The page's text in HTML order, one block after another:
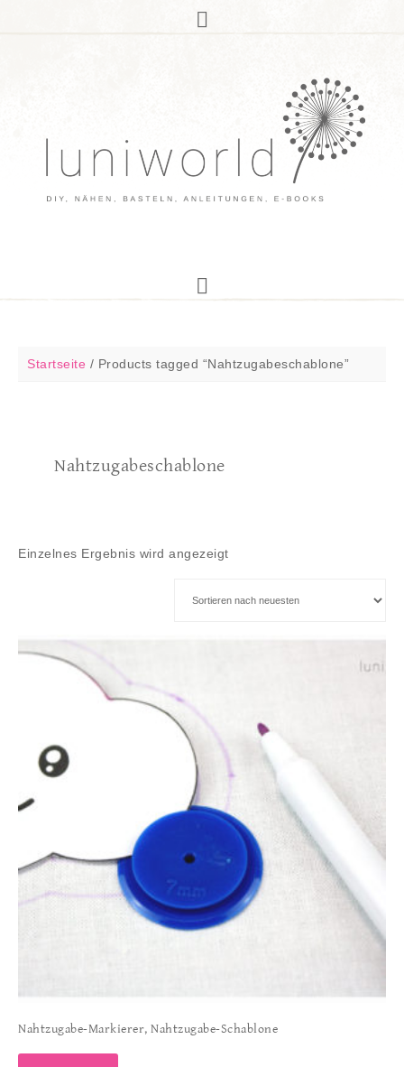
Startseite / Products tagged “Nahtzugabeschablone”
Nahtzugabeschablone
Einzelnes Ergebnis wird angezeigt
Nahtzugabe-Markierer, Nahtzugabe-Schablone